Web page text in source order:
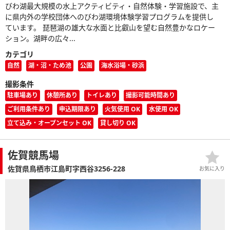
びわ湖最大規模の水上アクティビティ・自然体験・学習施設で、主
に県内外の学校団体へのびわ湖環境体験学習プログラムを提供し
ています。 琵琶湖の雄大な水面と比叡山を望む自然豊かなロケー
ション。湖畔の広々...
カテゴリ
自然 湖・沼・ため池 公園 海水浴場・砂浜
撮影条件
駐車場あり 休憩所あり トイレあり
撮影可能時間あり
ご利用条件あり
申込期限あり 火気使用 OK
水使用 OK
立て込み・オープンセット OK
貸し切り OK
佐賀競馬場
佐賀県鳥栖市江島町字西谷3256-228 お気に入り